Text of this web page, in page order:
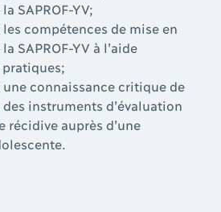
SAPROF-YV;
compétences de mise en
SAPROF-YV à l’aide
pratiques;
une connaissance critique de
instruments d’évaluation
récidive auprès d’une